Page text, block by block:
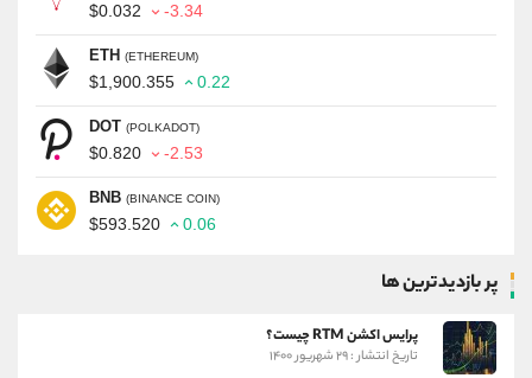
$0.032 -3.34
ETH (ETHEREUM)
$1,900.355 0.22
DOT (POLKADOT)
$0.820 -2.53
BNB (BINANCE COIN)
$593.520 0.06
پر بازدیدترین ها
پرایس اکشن RTM چیست؟
تاریخ انتشار : ۲۹ شهریور ۱۴۰۰